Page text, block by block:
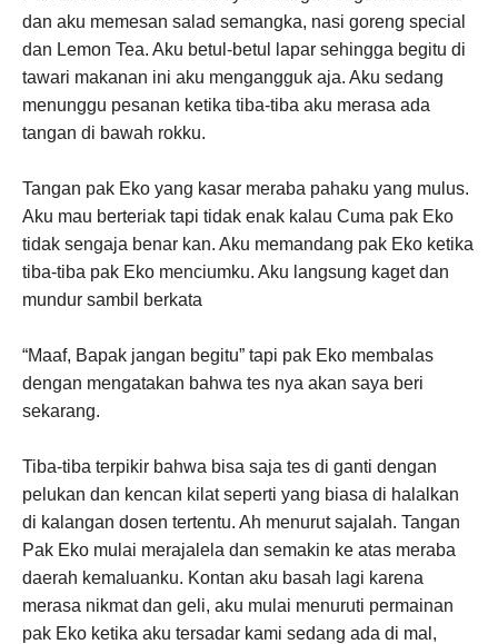
dan aku memesan salad semangka, nasi goreng special
dan Lemon Tea. Aku betul-betul lapar sehingga begitu di
tawari makanan ini aku mengangguk aja. Aku sedang
menunggu pesanan ketika tiba-tiba aku merasa ada
tangan di bawah rokku.
Tangan pak Eko yang kasar meraba pahaku yang mulus.
Aku mau berteriak tapi tidak enak kalau Cuma pak Eko
tidak sengaja benar kan. Aku memandang pak Eko ketika
tiba-tiba pak Eko menciumku. Aku langsung kaget dan
mundur sambil berkata
“Maaf, Bapak jangan begitu” tapi pak Eko membalas
dengan mengatakan bahwa tes nya akan saya beri
sekarang.
Tiba-tiba terpikir bahwa bisa saja tes di ganti dengan
pelukan dan kencan kilat seperti yang biasa di halalkan
di kalangan dosen tertentu. Ah menurut sajalah. Tangan
Pak Eko mulai merajalela dan semakin ke atas meraba
daerah kemaluanku. Kontan aku basah lagi karena
merasa nikmat dan geli, aku mulai menuruti permainan
pak Eko ketika aku tersadar kami sedang ada di mal,